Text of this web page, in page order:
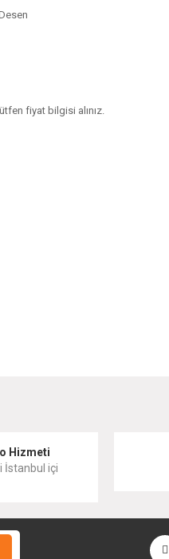
fiyat bilgisi alınız.
Hizmeti
İstanbul içi